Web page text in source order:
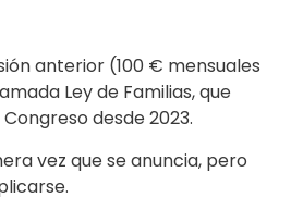
anterior (100 € mensuales
Ley de Familias, que
desde 2023.
vez que se anuncia, pero